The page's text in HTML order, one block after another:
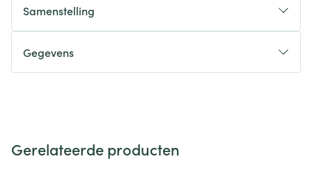
Samenstelling
Gegevens
Gerelateerde producten